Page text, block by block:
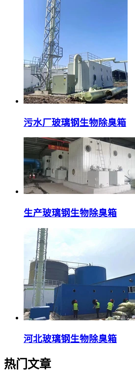
污水厂玻璃钢生物除臭箱
生产玻璃钢生物除臭箱
河北玻璃钢生物除臭箱
热门文章